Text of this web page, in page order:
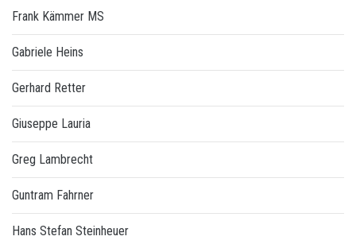
Frank Kämmer MS
Gabriele Heins
Gerhard Retter
Giuseppe Lauria
Greg Lambrecht
Guntram Fahrner
Hans Stefan Steinheuer